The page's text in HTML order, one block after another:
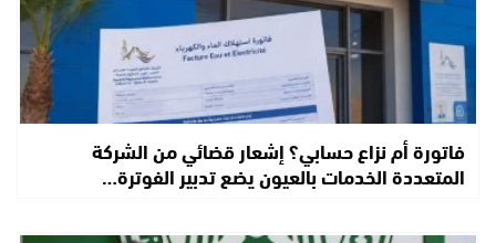
فاتورة أم نزاع حسابي؟ إشعار قضائي من الشركة
المتعددة الخدمات بالعيون يضع تدبير الفوترة…